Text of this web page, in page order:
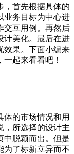
，首先根据具体的
业务目标为中心进
交互用例。再然后
计美化。最后在进
效果。下面小编来
起来看看吧！
体的市场情况和用
，所选择的设计主
中脱颖而出。但是
为了标新立异而不